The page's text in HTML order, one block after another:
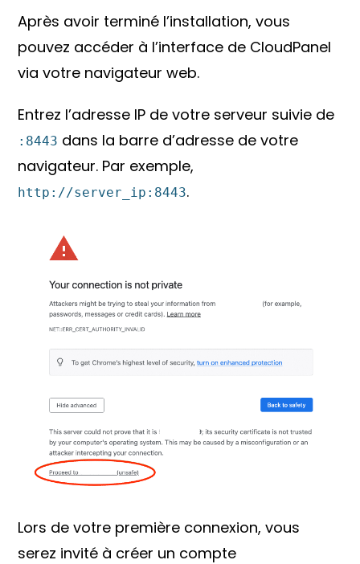
Après avoir terminé l’installation, vous
pouvez accéder à l’interface de CloudPanel
via votre navigateur web.
Entrez l’adresse IP de votre serveur suivie de
:8443 dans la barre d’adresse de votre
navigateur. Par exemple,
http://server_ip:8443.
Lors de votre première connexion, vous
serez invité à créer un compte